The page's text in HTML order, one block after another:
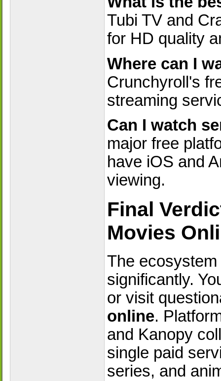
Tubi TV and
for HD quality
Where can I
Crunchyroll's
streaming
Can I watch
major free
have iOS and
viewing.
Final
Movies
The
significantly.
or visit
online.
and Kanopy
single paid
series, and